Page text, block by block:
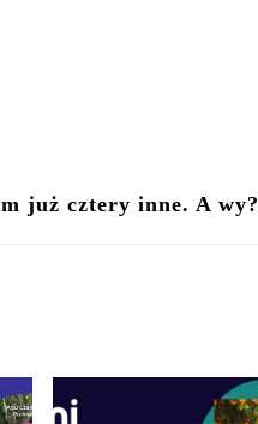
już cztery inne. A wy?